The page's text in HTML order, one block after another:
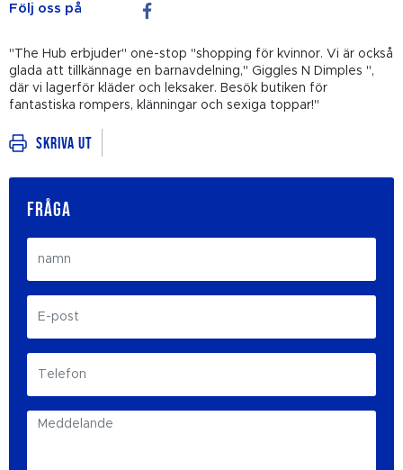
Följ oss på
"The Hub erbjuder" one-stop "shopping för kvinnor. Vi är också
glada att tillkännage en barnavdelning," Giggles N Dimples ",
där vi lagerför kläder och leksaker. Besök butiken för
fantastiska rompers, klänningar och sexiga toppar!"
Skriva ut
FRÅGA